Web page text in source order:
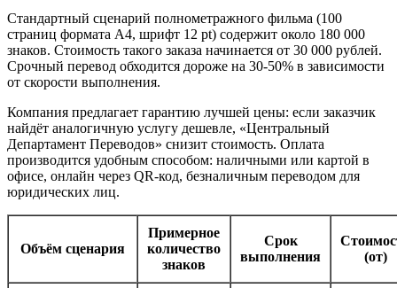
Стандартный сценарий полнометражного фильма (100
страниц формата А4, шрифт 12 pt) содержит около 180 000
знаков. Стоимость такого заказа начинается от 30 000 рублей.
Срочный перевод обходится дороже на 30-50% в зависимости
от скорости выполнения.
Компания предлагает гарантию лучшей цены: если заказчик
найдёт аналогичную услугу дешевле, «Центральный
Департамент Переводов» снизит стоимость. Оплата
производится удобным способом: наличными или картой в
офисе, онлайн через QR-код, безналичным переводом для
юридических лиц.
Объём сценария
Примерное
количество
знаков
Срок
выполнения
(от)